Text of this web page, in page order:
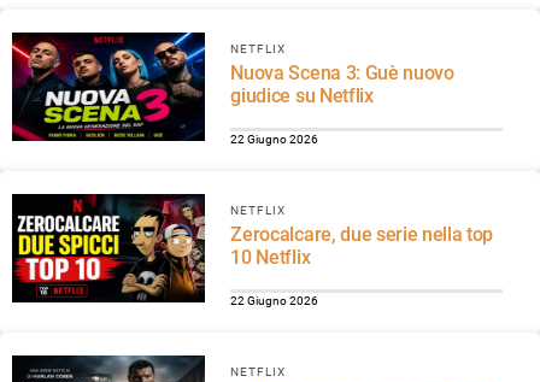
NETFLIX
Nuova Scena 3: Guè nuovo
giudice su Netflix
22 Giugno 2026
NETFLIX
Zerocalcare, due serie nella top
10 Netflix
22 Giugno 2026
NETFLIX